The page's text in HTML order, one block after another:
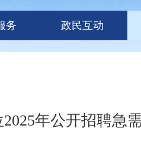
务 政民互动
年公开招聘急